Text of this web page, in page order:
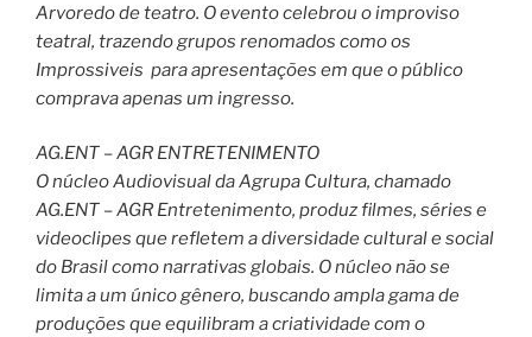
Arvoredo de teatro. O evento celebrou o improviso
teatral, trazendo grupos renomados como os
Improssiveis para apresentações em que o público
comprava apenas um ingresso.
AG.ENT – AGR ENTRETENIMENTO
O núcleo Audiovisual da Agrupa Cultura, chamado
AG.ENT – AGR Entretenimento, produz filmes, séries e
videoclipes que refletem a diversidade cultural e social
do Brasil como narrativas globais. O núcleo não se
limita a um único gênero, buscando ampla gama de
produções que equilibram a criatividade com o